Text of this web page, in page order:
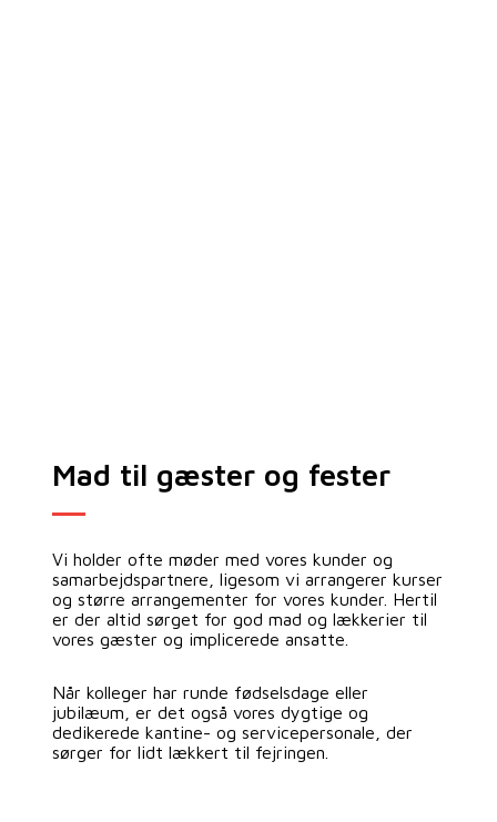
Mad til gæster og fester
Vi holder ofte møder med vores kunder og
samarbejdspartnere, ligesom vi arrangerer kurser
og større arrangementer for vores kunder. Hertil
er der altid sørget for god mad og lækkerier til
vores gæster og implicerede ansatte.
Når kolleger har runde fødselsdage eller
jubilæum, er det også vores dygtige og
dedikerede kantine- og servicepersonale, der
sørger for lidt lækkert til fejringen.